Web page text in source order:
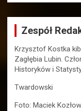
Zespół
Krzysztof Kostka
Zagłębia Lubin.
Historyków i
Twardowski
Foto: Maciek